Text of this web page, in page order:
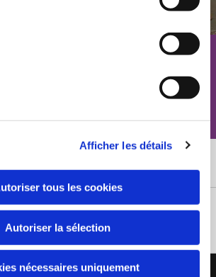
Afficher les détails
tous les cookies
Autoriser la sélection
nécessaires uniquement
Appelez-nous